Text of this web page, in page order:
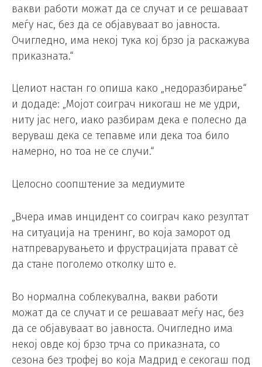
вакви работи можат да се случат и се решаваат
меѓу нас, без да се објавуваат во јавноста.
Очигледно, има некој тука кој брзо ја раскажува
приказната.“
Целиот настан го опиша како „недоразбирање“
и додаде: „Мојот соиграч никогаш не ме удри,
ниту јас него, иако разбирам дека е полесно да
веруваш дека се тепавме или дека тоа било
намерно, но тоа не се случи.“
Целосно соопштение за медиумите
„Вчера имав инцидент со соиграч како резултат
на ситуација на тренинг, во која заморот од
натпреварувањето и фрустрацијата прават сè
да стане поголемо отколку што е.
Во нормална соблекувална, вакви работи
можат да се случат и се решаваат меѓу нас, без
да се објавуваат во јавноста. Очигледно има
некој овде кој брзо трча со приказната, со
сезона без трофеј во која Мадрид е секогаш под